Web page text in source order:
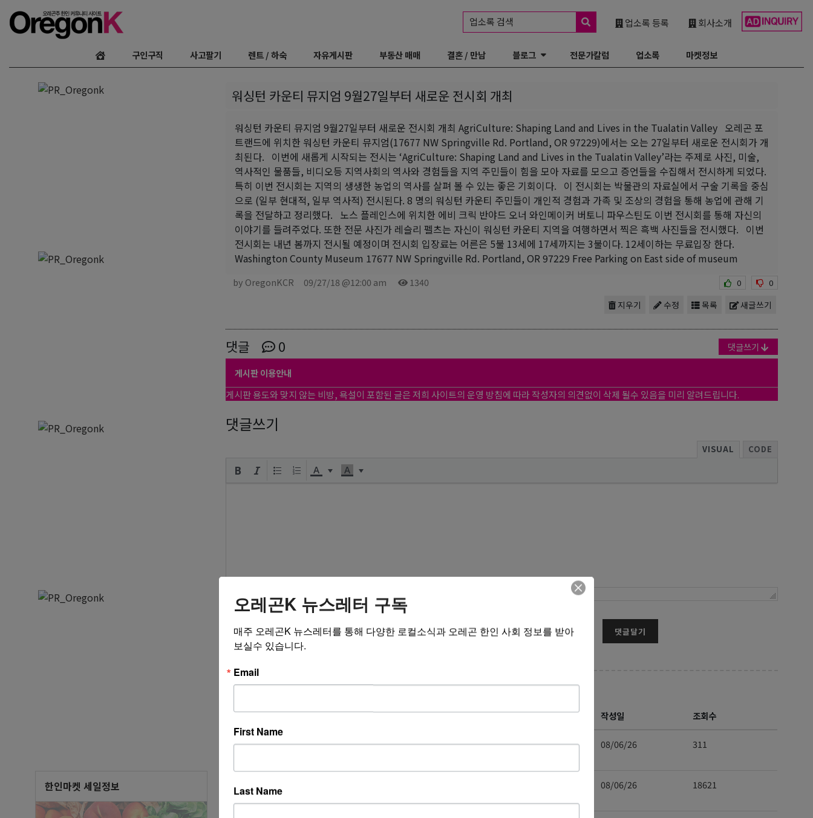
회사소개
업소록 등록
업소록 검색
구인구직 사고팔기 렌트 / 하숙 자유게시판 부동산 매매 결혼 / 만남 블로그 전문가칼럼 업소록 마켓정보
한인마켓 세일정보
워싱턴 카운티 뮤지엄 9월27일부터 새로운 전시회 개최
워싱턴 카운티 뮤지엄 9월27일부터 새로운 전시회 개최 AgriCulture: Shaping Land and Lives in the Tualatin Valley 오레곤 포
트랜드에 위치한 워싱턴 카운티 뮤지엄(17677 NW Springville Rd. Portland, OR 97229)에서는 오는 27일부터 새로운 전시회가 개
최된다. 이번에 새롭게 시작되는 전시는 ‘AgriCulture: Shaping Land and Lives in the Tualatin Valley’라는 주제로 사진, 미술,
역사적인 물품들, 비디오등 지역사회의 역사와 경험들을 지역 주민들이 힘을 모아 자료를 모으고 증언들을 수집해서 전시하게 되었다.
특히 이번 전시회는 지역의 생생한 농업의 역사를 살펴 볼 수 있는 좋은 기회이다. 이 전시회는 박물관의 자료실에서 구술 기록을 중심
으로 (일부 현대적, 일부 역사적) 전시된다. 8 명의 워싱턴 카운티 주민들이 개인적 경험과 가족 및 조상의 경험을 통해 농업에 관해 기
록을 전달하고 정리했다. 노스 플레인스에 위치한 에비 크릭 반야드 오너 와인메이커 버토니 파우스틴도 이번 전시회를 통해 자신의
이야기를 들려주었다. 또한 전문 사진가 레슬리 펠츠는 자신이 워싱턴 카운티 지역을 여행하면서 찍은 흑백 사진들을 전시했다. 이번
전시회는 내년 봄까지 전시될 예정이며 전시회 입장료는 어른은 5불 13세에 17세까지는 3불이다. 12세이하는 무료입장 한다.
Washington County Museum 17677 NW Springville Rd. Portland, OR 97229 Free Parking on East side of museum
by OregonKCR 09/27/18 @12:00 am 1340 0 0
새글쓰기
목록
수정
지우기
댓글 0 댓글쓰기
게시판 이용안내
게시판 용도와 맞지 않는 비방, 욕설이 포함된 글은 저희 사이트의 운영 방침에 따라 작성자의 의견없이 삭제 될수 있음을 미리 알려드립니다.
댓글쓰기
VISUAL CODE
닉네임
댓글달기
자유게시판게시판에 최신 등록된 글
제목 작성자 작성일 조회수
NEW [기독교 신앙 상담소] 말씀 안에서 길을 찾고 상담으로 다시 서는 우리,
- 08/06/26 311
NEW
[김삼수 부동산] 부동산 매매 전반에 대한 정확한 정보! 전문적인 지식
과 경험!
08/06/26 18621
오레곤K 뉴스레터 구독
매주 오레곤K 뉴스레터를 통해 다양한 로컬소식과 오레곤 한인 사회 정보를 받아
보실수 있습니다.
Email
First Name
Last Name